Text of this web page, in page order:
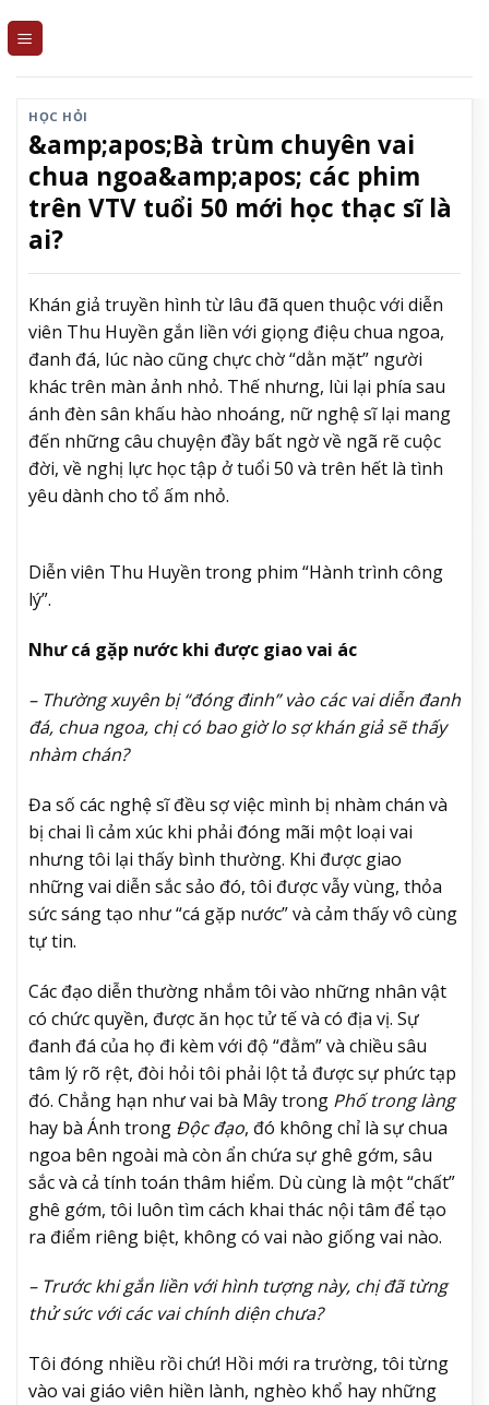
HỌC HỎI
&amp;apos;Bà trùm chuyên vai
chua ngoa&amp;apos; các phim
trên VTV tuổi 50 mới học thạc sĩ là
ai?
Khán giả truyền hình từ lâu đã quen thuộc với diễn
viên Thu Huyền gắn liền với giọng điệu chua ngoa,
đanh đá, lúc nào cũng chực chờ “dằn mặt” người
khác trên màn ảnh nhỏ. Thế nhưng, lùi lại phía sau
ánh đèn sân khấu hào nhoáng, nữ nghệ sĩ lại mang
đến những câu chuyện đầy bất ngờ về ngã rẽ cuộc
đời, về nghị lực học tập ở tuổi 50 và trên hết là tình
yêu dành cho tổ ấm nhỏ.
Diễn viên Thu Huyền trong phim “Hành trình công
lý”.
Như cá gặp nước khi được giao vai ác
– Thường xuyên bị “đóng đinh” vào các vai diễn đanh
đá, chua ngoa, chị có bao giờ lo sợ khán giả sẽ thấy
nhàm chán?
Đa số các nghệ sĩ đều sợ việc mình bị nhàm chán và
bị chai lì cảm xúc khi phải đóng mãi một loại vai
nhưng tôi lại thấy bình thường. Khi được giao
những vai diễn sắc sảo đó, tôi được vẫy vùng, thỏa
sức sáng tạo như “cá gặp nước” và cảm thấy vô cùng
tự tin.
Các đạo diễn thường nhắm tôi vào những nhân vật
có chức quyền, được ăn học tử tế và có địa vị. Sự
đanh đá của họ đi kèm với độ “đằm” và chiều sâu
tâm lý rõ rệt, đòi hỏi tôi phải lột tả được sự phức tạp
đó. Chẳng hạn như vai bà Mây trong Phố trong làng
hay bà Ánh trong Độc đạo, đó không chỉ là sự chua
ngoa bên ngoài mà còn ẩn chứa sự ghê gớm, sâu
sắc và cả tính toán thâm hiểm. Dù cùng là một “chất”
ghê gớm, tôi luôn tìm cách khai thác nội tâm để tạo
ra điểm riêng biệt, không có vai nào giống vai nào.
– Trước khi gắn liền với hình tượng này, chị đã từng
thử sức với các vai chính diện chưa?
Tôi đóng nhiều rồi chứ! Hồi mới ra trường, tôi từng
vào vai giáo viên hiền lành, nghèo khổ hay những